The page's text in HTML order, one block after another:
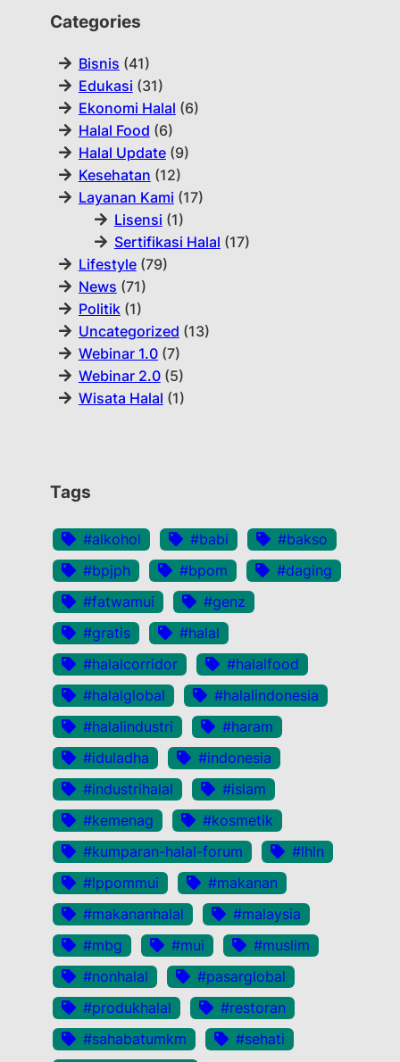
Categories
Bisnis (41)
Edukasi (31)
Ekonomi Halal (6)
Halal Food (6)
Halal Update(9)
Kesehatan (12)
Layanan Kami (17)
Lisensi (1)
Sertifikasi Halal (17)
Lifestyle(79)
News (71)
Politik(1)
Uncategorized (13)
Webinar 1.0(7)
Webinar 2.0(5)
Wisata Halal (1)
Tags
#alkohol #babi
#bakso
#bpjph
#bpom
#daging
#fatwamui
#genz
#gratis
#halal
#halalcorridor
#halalfood
#halalglobal
#halalindonesia
#halalindustri
#haram
#iduladha
#indonesia
#industrihalal
#islam
#kemenag
#kosmetik
#kumparan-halal-forum
#lhln
#lppommui
#makanan
#makananhalal
#malaysia
#mbg
#mui
#muslim
#nonhalal
#pasarglobal
#produkhalal
#restoran
#sahabatumkm
#sehati